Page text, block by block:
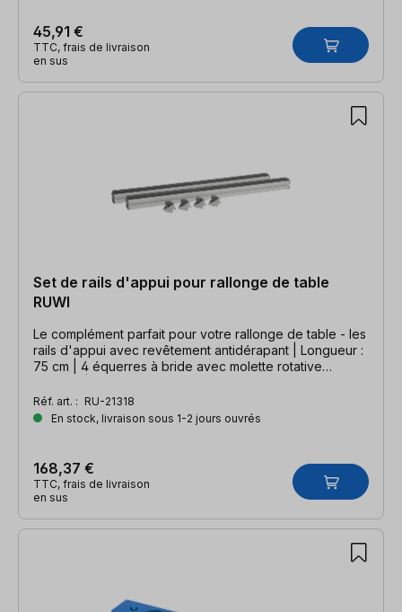
45,91 €
TTC, frais de livraison
en sus
Set de rails d'appui pour rallonge de table
RUWI
Le complément parfait pour votre rallonge de table - les
rails d'appui avec revêtement antidérapant | Longueur :
75 cm | 4 équerres à bride avec molette rotative
Réf. art. : RU-21318
En stock, livraison sous 1-2 jours ouvrés
168,37 €
TTC, frais de livraison
en sus